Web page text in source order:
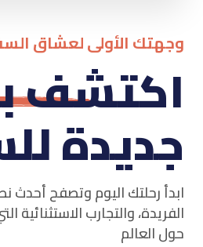
الأولى لعشاق السفر
رحلتك اليوم وتصفح أحدث نصائح
والتجارب الاستثنائية التي
العالم